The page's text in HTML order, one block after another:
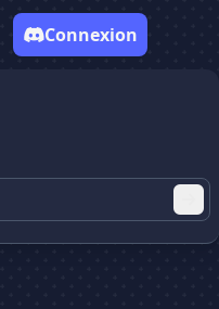
Connexion
"gta